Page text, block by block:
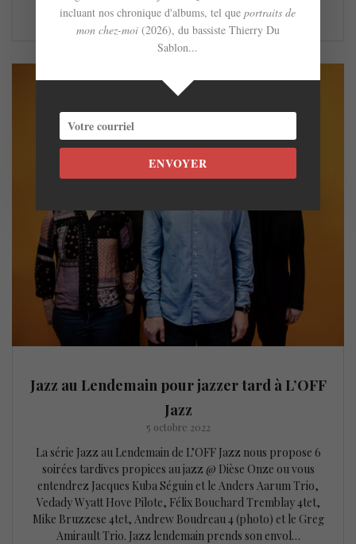
LIRE LA SUITE
Jazz au Lendemain pour jazzer tard à L’OFF
Jazz
5 octobre 2022
La série Jazz au Lendemain de L’OFF Jazz nous propose 6
soirées tardives propices au jazz @ Dièse Onze ou vous
entendrez Jacques Kuba Séguin et le Anders Aarum Trio,
Vedady Wyatt Hove Pilote, Félix Bouchard Tremblay 4tet,
Mike Bruzzese 4tet, Andrew Boudreau 4 (photo) et le Greg
Amirault Trio. Jazz lendemain prends son envol…
incluant nos chronique d'albums, tel queportraits de
mon chez-moi (2026), du bassiste Thierry Du
Sablon...
ENVOYER